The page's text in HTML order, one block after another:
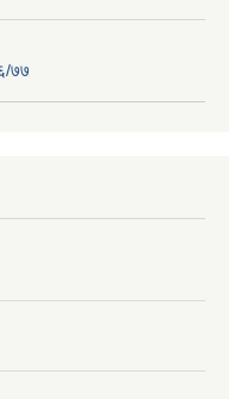
७७